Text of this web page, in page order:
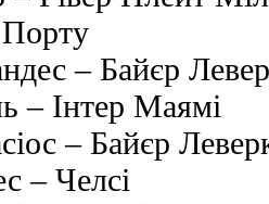
– Байєр
– Інтер Маямі
– Байєр
– Челсі